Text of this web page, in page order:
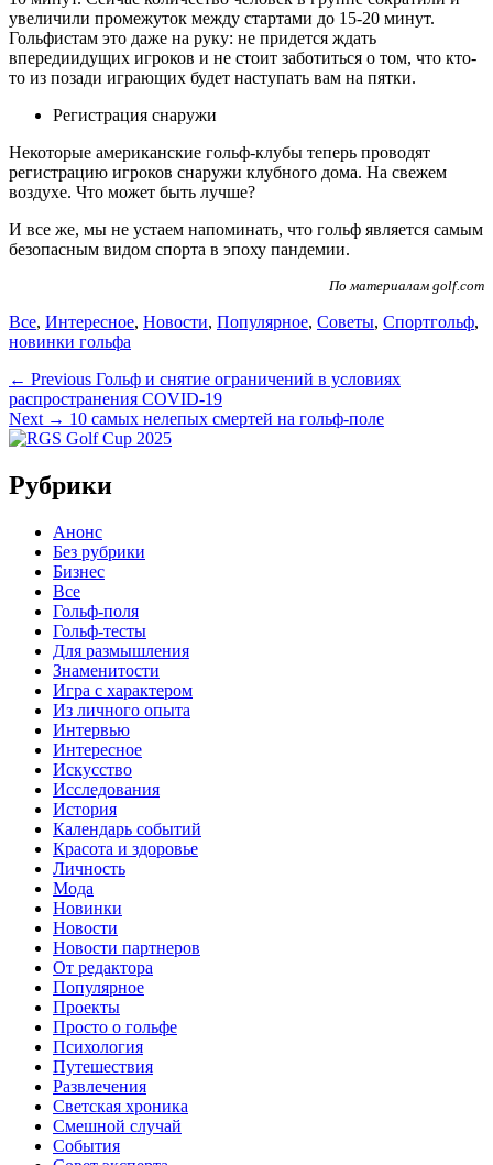
увеличили промежуток между стартами до 15-20 минут.
Гольфистам это даже на руку: не придется ждать
впередиидущих игроков и не стоит заботиться о том, что кто-
то из позади играющих будет наступать вам на пятки.
Регистрация снаружи
Некоторые американские гольф-клубы теперь проводят
регистрацию игроков снаружи клубного дома. На свежем
воздухе. Что может быть лучше?
И все же, мы не устаем напоминать, что гольф является самым
безопасным видом спорта в эпоху пандемии.
По материалам golf.com
Categories
Все, Интересное, Новости, Популярное, Советы, СпортTags
гольф,
новинки гольфа
Навигация
по
записям
← Previous Previous
post:
Гольф и снятие ограничений в условиях
распространения СОVID-19
Next → Next
post:
10 самых нелепых смертей на гольф-поле
Рубрики
Анонс
Без рубрики
Бизнес
Все
Гольф-поля
Гольф-тесты
Для размышления
Знаменитости
Игра с характером
Из личного опыта
Интервью
Интересное
Искусство
Исследования
История
Календарь событий
Красота и здоровье
Личность
Мода
Новинки
Новости
Новости партнеров
От редактора
Популярное
Проекты
Просто о гольфе
Психология
Путешествия
Развлечения
Светская хроника
Смешной случай
События